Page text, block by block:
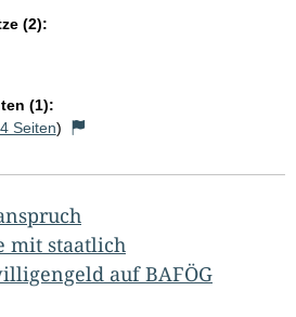
(2):
(1):
Seiten)
mit staatlich
auf BAFÖG